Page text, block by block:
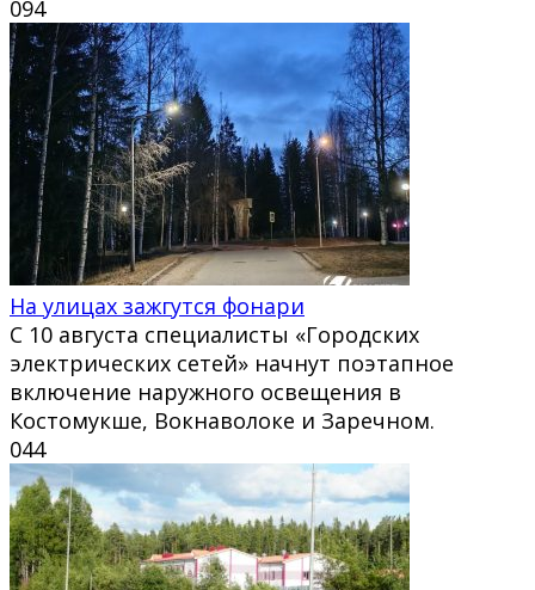
094
На улицах зажгутся фонари
С 10 августа специалисты «Городских
электрических сетей» начнут поэтапное
включение наружного освещения в
Костомукше, Вокнаволоке и Заречном.
044